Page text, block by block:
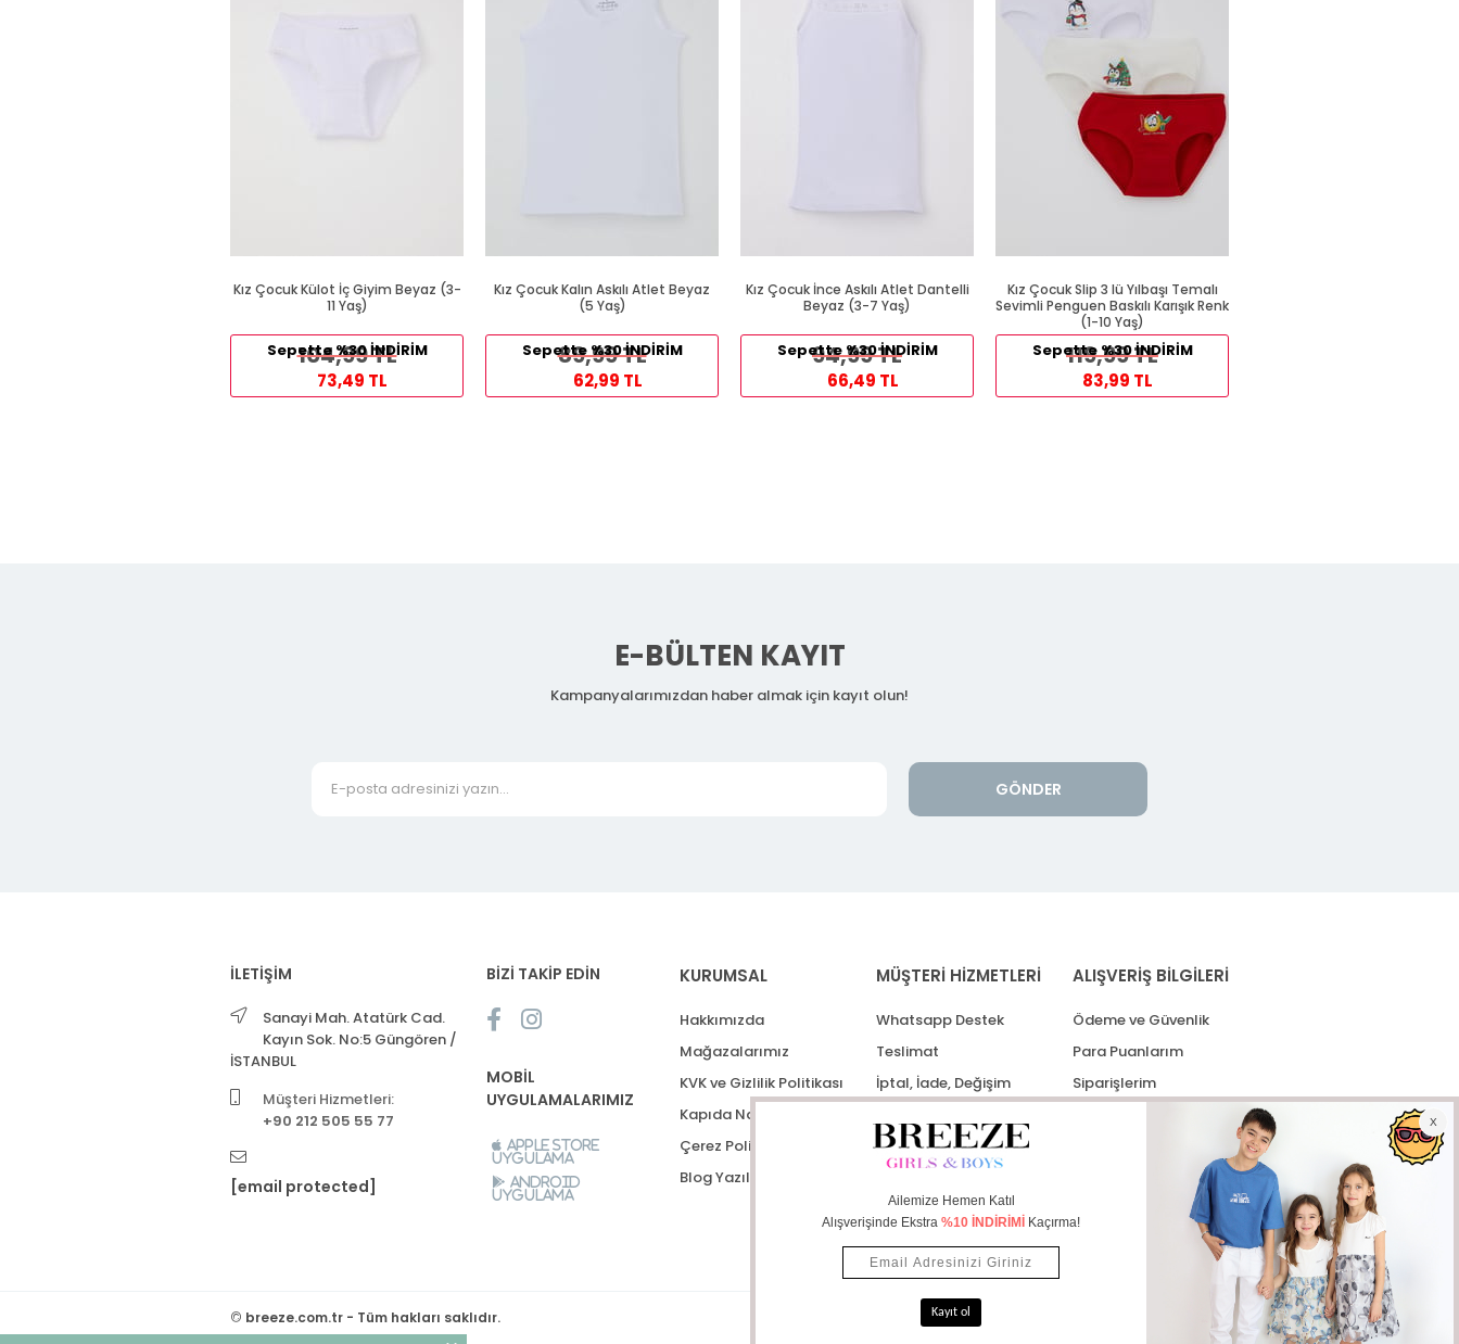
Kız Çocuk Külot İç Giyim Beyaz (3-
11 Yaş)
104,99 TL
Sepette %30 İNDİRİM
73,49 TL
Kız Çocuk Kalın Askılı Atlet Beyaz
(5 Yaş)
89,99 TL
Sepette %30 İNDİRİM
62,99 TL
Kız Çocuk İnce Askılı Atlet Dantelli
Beyaz (3-7 Yaş)
94,99 TL
Sepette %30 İNDİRİM
66,49 TL
Kız Çocuk Slip 3 lü Yılbaşı Temalı
Sevimli Penguen Baskılı Karışık Renk
(1-10 Yaş)
119,99 TL
Sepette %30 İNDİRİM
83,99 TL
E-BÜLTEN KAYIT
Kampanyalarımızdan haber almak için kayıt olun!
GÖNDER
İLETİŞİM
Sanayi Mah. Atatürk Cad.
Kayın Sok. No:5 Güngören /
İSTANBUL
Müşteri Hizmetleri:
+90 212 505 55 77
[email protected]
BİZİ TAKİP EDİN
MOBİL
UYGULAMALARIMIZ
Apple Store
Uygulama
Android
Uygulama
KURUMSAL
Hakkımızda
Mağazalarımız
KVK ve Gizlilik Politikası
Kapıda Nakit Ödeme
Çerez Politikası
Blog Yazıları
MÜŞTERİ HİZMETLERİ
Whatsapp Destek
Teslimat
İptal, İade, Değişim
ALIŞVERİŞ BİLGİLERİ
Ödeme ve Güvenlik
Para Puanlarım
Siparişlerim
© breeze.com.tr - Tüm hakları saklıdır.